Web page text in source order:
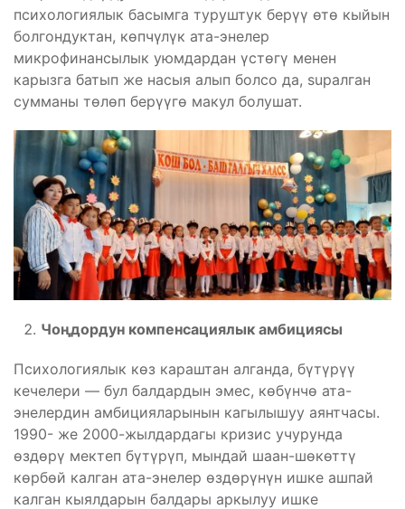
психологиялык басымга туруштук берүү өтө кыйын
болгондуктан, көпчүлүк ата-энелер
микрофинансылык уюмдардан үстөгү менен
карызга батып же насыя алып болсо да, suралган
сумманы төлөп берүүгө макул болушат.
Чоңдордун компенсациялык амбициясы
Психологиялык көз караштан алганда, бүтүрүү
кечелери — бул балдардын эмес, көбүнчө ата-
энелердин амбицияларынын кагылышуу аянтчасы.
1990- же 2000-жылдардагы кризис учурунда
өздөрү мектеп бүтүрүп, мындай шаан-шөкөттү
көрбөй калган ата-энелер өздөрүнүн ишке ашпай
калган кыялдарын балдары аркылуу ишке